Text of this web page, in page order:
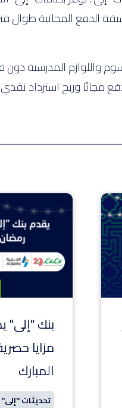
الدفع المجانية طوال
واللوازم المدرسية دون
مجانًا وربح استرداد
بنك "إلى"
مزايا
المبارك
تحديثات "إلى"